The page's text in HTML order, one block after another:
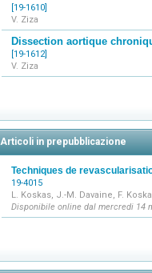
[19-1610]
V. Ziza
Dissection aortique
[19-1612]
V. Ziza
Articoli in prepubblicazione
Techniques de
19-4015
L. Koskas, J.-M. Davaine, F.
Disponibile online dal mercredi 14